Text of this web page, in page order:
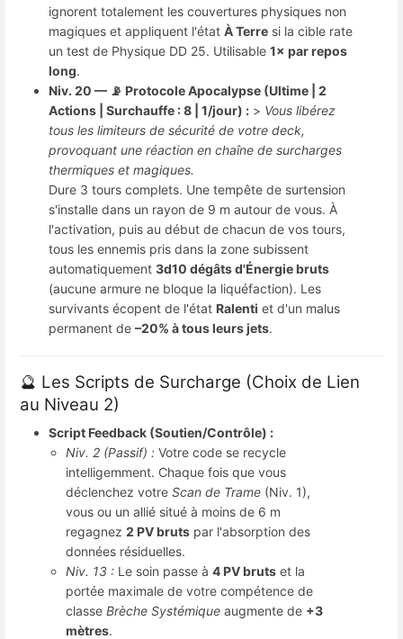
ignorent totalement les couvertures physiques non
magiques et appliquent l'état À Terre si la cible rate
un test de Physique DD 25. Utilisable 1× par repos
long.
Niv. 20 — 📡 Protocole Apocalypse (Ultime | 2
Actions | Surchauffe : 8 | 1/jour) : > Vous libérez
tous les limiteurs de sécurité de votre deck,
provoquant une réaction en chaîne de surcharges
thermiques et magiques.
Dure 3 tours complets. Une tempête de surtension
s'installe dans un rayon de 9 m autour de vous. À
l'activation, puis au début de chacun de vos tours,
tous les ennemis pris dans la zone subissent
automatiquement 3d10 dégâts d'Énergie bruts
(aucune armure ne bloque la liquéfaction). Les
survivants écopent de l'état Ralenti et d'un malus
permanent de –20% à tous leurs jets.
🔮 Les Scripts de Surcharge (Choix de Lien
au Niveau 2)
Script Feedback (Soutien/Contrôle) :
Niv. 2 (Passif) : Votre code se recycle
intelligemment. Chaque fois que vous
déclenchez votreScan de Trame (Niv. 1),
vous ou un allié situé à moins de 6 m
regagnez2 PV bruts par l'absorption des
données résiduelles.
Niv. 13 : Le soin passe à4 PV bruts et la
portée maximale de votre compétence de
classeBrèche Systémique augmente de +3
mètres.